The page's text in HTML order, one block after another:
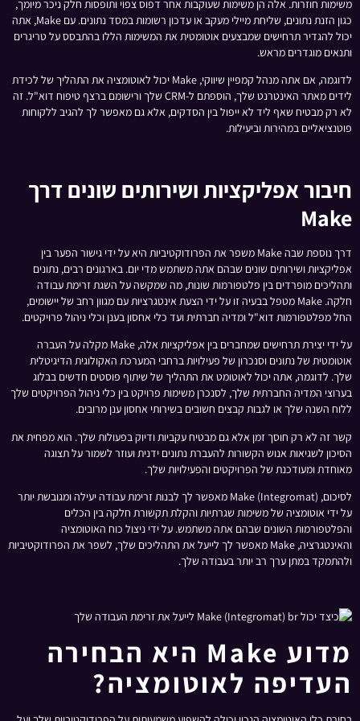
משימות חוזרות. אלה הן משימות שעוקבות אחר דפוס צפוי ותופסות חלק ניכר מיומך,
כגון הזנת נתונים, שליחת מיילי מעקב או עדכון רשומות במסד נתונים. עם Make, אתה
יכול להגדיר תרחישים שמבצעים אוטומטית את המשימות הללו בהתבסס על טריגרים
ותנאים מוגדרים מראש.
לדוגמה, אם אתה מנהל קמפיין שיווקי, Make יכול לאוטומציה את התהליך של לכידת
לידים מאתר האינטרנט שלך, הוספתם ל-CRM שלך ורישומם ברצף טיפוח דוא"ל. זה
לא רק מבטיח שאף ליד לא ייפול בין הסדקים, אלא גם מאפשר לך להגיב ללקוחות
פוטנציאליים במהירות וביעילות.
חיבור אפליקציות ושירותים שונים דרך
Make
דרך נוספת שבה Make משפר את הפרודוקטיביות היא על ידי גישור הפער בין
אפליקציות ושירותים שונים שבהם אתה משתמש מדי יום. בארגונים רבים, נתונים
ותהליכים מופרדים בין פלטפורמות שונות, מה שמקשה על השגת זרימת עבודה
חלקה. Make מטפל בבעיה זו על ידי הצעת אינטגרציות עם מגוון רחב של יישומים,
החל מפלטפורמות דוא"ל ומדיה חברתית ועד כלי אחסון בענן וכלי ניהול פרויקטים.
על ידי יצירת תרחישים שמחברים בין אפליקציות אלה, Make מקלה על העברה
אוטומטית של נתונים וסנכרון של פעילויות ברחבי המערכת האקולוגית הדיגיטלית
שלך. לדוגמה, אתה יכול לאוטומט את התהליך של שיתוף פוסטים חדשים בבלוג
בערוצי המדיה החברתית שלך, לסנכרן משימות פרויקט בין כלי ניהול הפרויקטים שלך
ללוח השנה שלך או לגבות קבצים חשובים בשירותי אחסון ענן מרובים.
קשר זה לא רק חוסך זמן אלא גם מבטיח עקביות ודיוק בפעולות שלך. הוא מפחית את
הסיכון לשגיאות אנוש הקשורות להעברת נתונים ידנית ועוזר לשמור על תצוגה
מאוחדת ומעודכנת של הפרויקטים והפעילויות שלך.
לסיכום, Make (Integromat) מאפשר לך לבנות זרימת עבודה יעילה ומגובשת יותר
על ידי אוטומציה של משימות שגרתיות והקלת תקשורת חלקה בין הכלים
והפלטפורמות השונים שבהם אתה משתמש. על ידי ניצול כוח האוטומציה
והאינטגרציה, Make מאפשר לך לייעל את התהליכים שלך, לשפר את הפרודוקטיביות
ולהתמקד במתן ערך רב יותר בעבודה שלך.
מדוע Make היא הבחירה
העדיפה לאוטומציה?